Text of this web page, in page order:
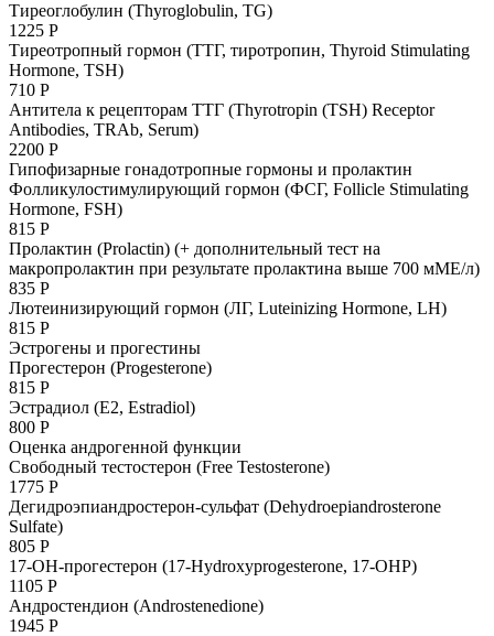
Тиреоглобулин (Thyroglobulin, TG)
1225 Р
Тиреотропный гормон (ТТГ, тиротропин, Thyroid Stimulating
Hormone, TSH)
710 Р
Антитела к рецепторам ТТГ (Thyrotropin (TSH) Receptor
Antibodies, TRAb, Serum)
2200 Р
Гипофизарные гонадотропные гормоны и пролактин
Фолликулостимулирующий гормон (ФСГ, Follicle Stimulating
Hormone, FSH)
815 Р
Пролактин (Prolactin) (+ дополнительный тест на
макропролактин при результате пролактина выше 700 мМE/л)
835 Р
Лютеинизирующий гормон (ЛГ, Luteinizing Hormone, LH)
815 Р
Эстрогены и прогестины
Прогестерон (Progesterone)
815 Р
Эстрадиол (E2, Estradiol)
800 Р
Оценка андрогенной функции
Свободный тестостерон (Free Testosterone)
1775 Р
Дегидроэпиандростерон-сульфат (Dehydroepiandrosterone
Sulfate)
805 Р
17-ОН-прогестерон (17-Hydroxyprogesterone, 17-OHP)
1105 Р
Андростендион (Androstenedione)
1945 Р